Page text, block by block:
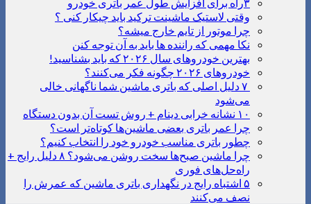
وقتی لاستیک ماشینت ترکید باید چیکار کنی ؟
چرا موتور از تایم خارج میشه؟
نکا مهمی که راننده ها باید به آن توجه کنن
بهترین خودروهای سال ۲۰۲۶ که باید بشناسید!
خودروهای ۲۰۲۶ چگونه فکر می‌کنند؟
۷ دلیل اصلی که باتری ماشین شما ناگهانی خالی
می‌شود
۱۰ نشانه خرابی دینام + روش تست آن بدون دستگاه
چرا عمر باتری بعضی ماشین‌ها کوتاه‌تر است؟
چطور باتری مناسب خودرو خود را انتخاب کنیم؟
چرا ماشین صبح‌ها سخت روشن می‌شود؟ ۸ دلیل رایج +
راه‌حل‌های فوری
۵ اشتباه رایج در نگهداری باتری ماشین که عمرش را
نصف می‌کنند